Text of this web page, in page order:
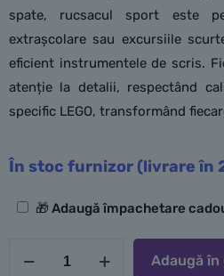
spate, rucsacul sport este
extrașcolare sau excursiile
eficient instrumentele de scris.
atenție la detalii, respectând
specific LEGO, transformând
În stoc furnizor (livrare în
Opțiuni🎁 Adaugă împachetare
Adaugă în